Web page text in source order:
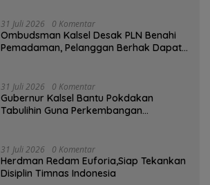
31 Juli 2026 0 Komentar
Ombudsman Kalsel Desak PLN Benahi
Pemadaman, Pelanggan Berhak Dapat
31 Juli 2026 0 Komentar
Gubernur Kalsel Bantu Pokdakan
Tabulihin Guna Perkembangan
31 Juli 2026 0 Komentar
Herdman Redam Euforia,Siap Tekankan
Disiplin Timnas Indonesia